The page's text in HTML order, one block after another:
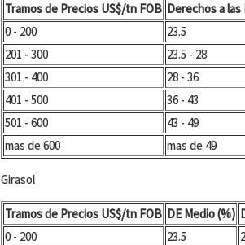
Tramos de Precios US$/tn FOB Derechos a
0 - 200
23.5
201 - 300
23.5 - 28
301 - 400
28 - 36
401 - 500
36 - 43
501 - 600
43 - 49
mas de 600
mas de 49
Girasol
Tramos de Precios US$/tn FOB DE Medio (%)
0 - 200
23.5